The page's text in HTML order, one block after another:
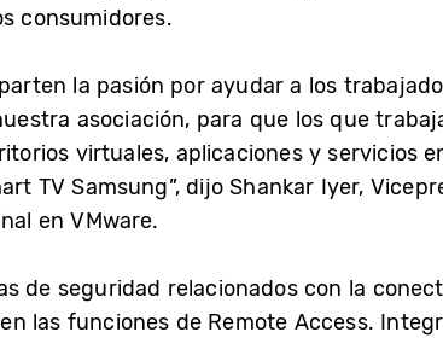
consumidores.
la pasión por ayudar a los
asociación, para que los que
virtuales, aplicaciones y servicios
TV Samsung”, dijo Shankar Iyer,
en VMware.
de seguridad relacionados con la
las funciones de Remote Access.